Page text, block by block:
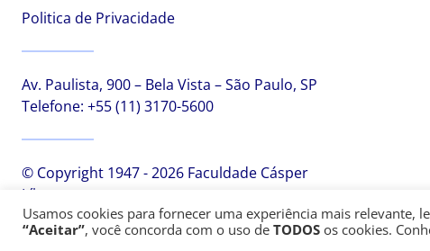
Politica de Privacidade
Av. Paulista, 900 – Bela Vista – São Paulo, SP
Telefone: +55 (11) 3170-5600
© Copyright 1947 - 2026 Faculdade Cásper
Líbero
Usamos cookies para fornecer uma experiência mais relevante,
“Aceitar”, você concorda com o uso de TODOS os cookies.